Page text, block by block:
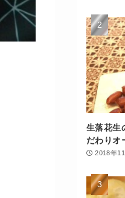
生落花生
だわりオ
2018年